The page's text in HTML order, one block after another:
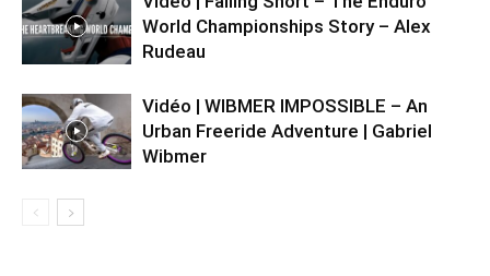
World Championships Story – Alex
Rudeau
Vidéo | WIBMER IMPOSSIBLE – An
Urban Freeride Adventure | Gabriel
Wibmer